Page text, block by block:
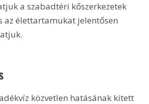
a szabadtéri kőszerkezetek
az élettartamukat jelentősen
közvetlen hatásának kitett